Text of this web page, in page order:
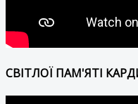
СВІТЛОЇ ПАМ'ЯТІ